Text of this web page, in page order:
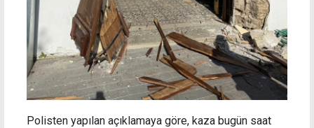
Polisten yapılan açıklamaya göre, kaza bugün saat